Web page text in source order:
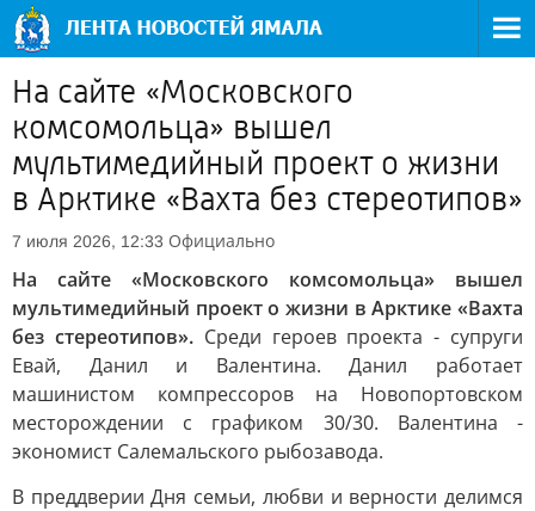
На сайте «Московского
комсомольца» вышел
мультимедийный проект о жизни
в Арктике «Вахта без стереотипов»
7 июля 2026, 12:33 Официально
На сайте «Московского комсомольца» вышел
мультимедийный проект о жизни в Арктике «Вахта
без стереотипов».Среди героев проекта - супруги
Евай, Данил и Валентина. Данил работает
машинистом компрессоров на Новопортовском
месторождении с графиком 30/30. Валентина -
экономист Салемальского рыбозавода.
В преддверии Дня семьи, любви и верности делимся